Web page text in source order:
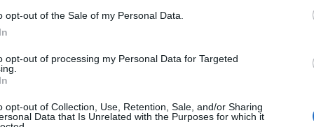
opt-out of the Sale of my Personal Data.
opt-out of processing my Personal Data for Targeted
opt-out of Collection, Use, Retention, Sale, and/or Sharing
Data that Is Unrelated with the Purposes for which it
dovrà aver maturato un’ottima esperienza in
strutture prestigiose, 4 o…
LAVORO
A Olbia si cercano autisti